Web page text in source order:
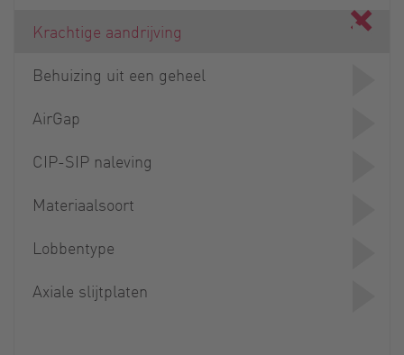
Krachtige aandrijving
Behuizing uit een geheel
AirGap
CIP-SIP naleving
Materiaalsoort
Lobbentype
Axiale slijtplaten